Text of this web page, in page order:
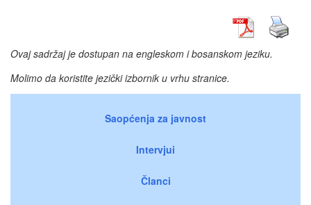
Ovaj sadržaj je dostupan na engleskom i bosanskom jeziku.
Molimo da koristite jezički izbornik u vrhu stranice.
Saopćenja za javnost
Intervjui
Članci